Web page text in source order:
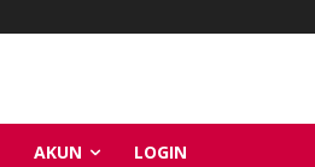
AKUN LOGIN